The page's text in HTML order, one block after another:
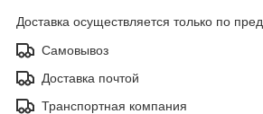
Доставка осуществляется только по
Самовывоз
Доставка почтой
Транспортная компания